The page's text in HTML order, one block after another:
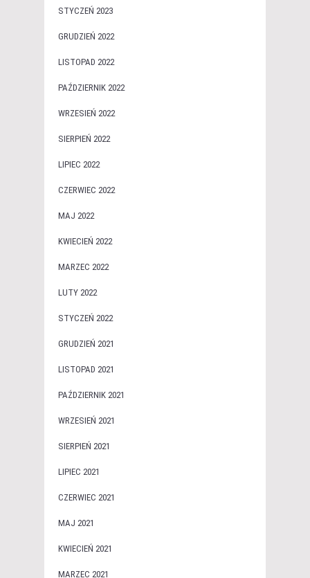
STYCZEŃ 2023
GRUDZIEŃ 2022
LISTOPAD 2022
PAŹDZIERNIK 2022
WRZESIEŃ 2022
SIERPIEŃ 2022
LIPIEC 2022
CZERWIEC 2022
MAJ 2022
KWIECIEŃ 2022
MARZEC 2022
LUTY 2022
STYCZEŃ 2022
GRUDZIEŃ 2021
LISTOPAD 2021
PAŹDZIERNIK 2021
WRZESIEŃ 2021
SIERPIEŃ 2021
LIPIEC 2021
CZERWIEC 2021
MAJ 2021
KWIECIEŃ 2021
MARZEC 2021